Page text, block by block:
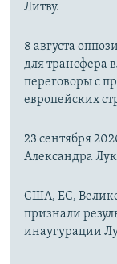
Литву.
8 августа
для трансфера
переговоры с
европейских
23 сентября
Александра
США, ЕС,
признали
инаугурации